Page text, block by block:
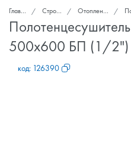
Главная Стройка и ремонт Отопление, теплоизоляция
500x600 БП (1/2")
код: 126390